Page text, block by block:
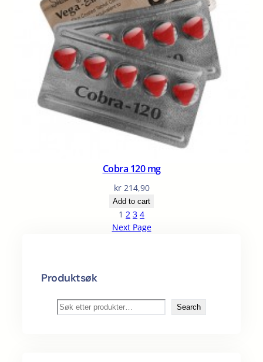
Cobra 120 mg
kr214,90
Add to cart
1 2 3 4
Next Page
Produktsøk
ø
Search